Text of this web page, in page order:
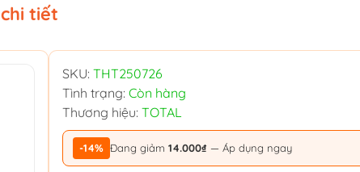
tiết
SKU: THT250726
Tình trạng: Còn hàng
Thương hiệu: TOTAL
-14% Đang giảm 14.000₫ — Áp dụng ngay